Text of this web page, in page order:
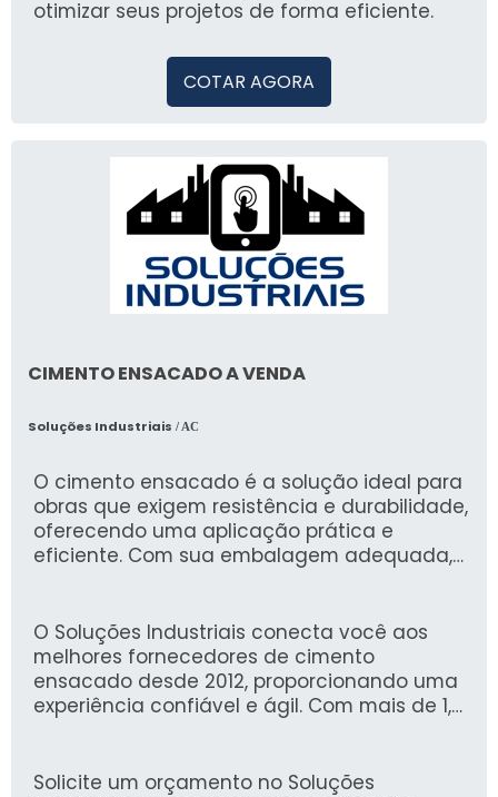
otimizar seus projetos de forma eficiente.
COTAR AGORA
CIMENTO ENSACADO A VENDA
Soluções Industriais / AC
O cimento ensacado é a solução ideal para
obras que exigem resistência e durabilidade,
oferecendo uma aplicação prática e
eficiente. Com sua embalagem adequada,
material em boas condições para o uso.
O Soluções Industriais conecta você aos
melhores fornecedores de cimento
ensacado desde 2012, proporcionando uma
experiência confiável e ágil. Com mais de 1,6
opções de qualidade para atender suas
Solicite um orçamento no Soluções